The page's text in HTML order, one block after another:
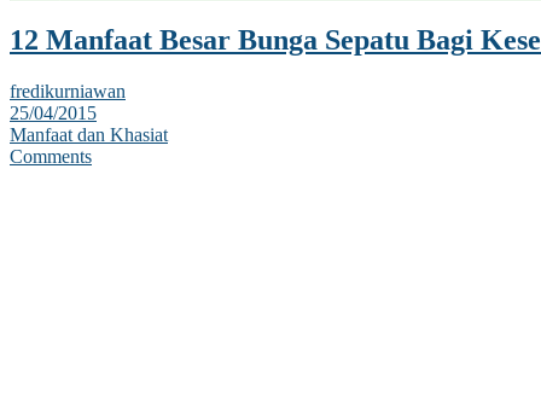
12 Manfaat Besar Bunga Sepatu Bagi
fredikurniawan
25/04/2015
Manfaat dan Khasiat
Comments